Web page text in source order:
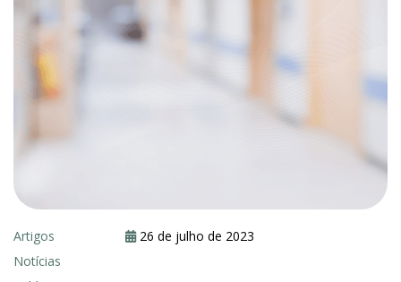
Artigos
Notícias
26 de julho de 2023